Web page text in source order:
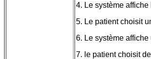
4. Le système
5. Le patient choisit
6. Le système
7. le patient choisit